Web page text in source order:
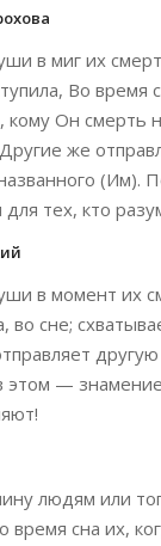
в миг их
Во время
Он смерть
же
(Им).
тех, кто
в момент их
во сне;
этом —
людям или
время сна их,